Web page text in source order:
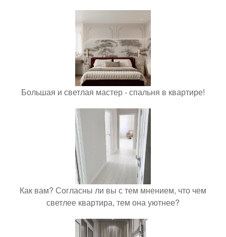
Большая и светлая мастер - спальня в квартире!
Как вам? Согласны ли вы с тем мнением, что чем
светлее квартира, тем она уютнее?